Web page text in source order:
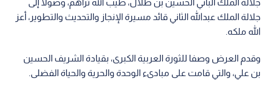
جلالة الملك عبدالله الثاني قائد مسيرة الإنجاز والتحديث والتطوير، أعز
الله ملكه.
وقدم العرض وصفا للثورة العربية الكبرى، بقيادة الشريف الحسين
بن علي، والتي قامت على مبادىء الوحدة والحرية والحياة الفضلى.